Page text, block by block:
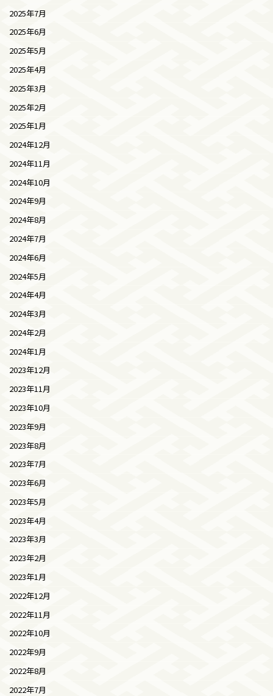
2025年7月
2025年6月
2025年5月
2025年4月
2025年3月
2025年2月
2025年1月
2024年12月
2024年11月
2024年10月
2024年9月
2024年8月
2024年7月
2024年6月
2024年5月
2024年4月
2024年3月
2024年2月
2024年1月
2023年12月
2023年11月
2023年10月
2023年9月
2023年8月
2023年7月
2023年6月
2023年5月
2023年4月
2023年3月
2023年2月
2023年1月
2022年12月
2022年11月
2022年10月
2022年9月
2022年8月
2022年7月